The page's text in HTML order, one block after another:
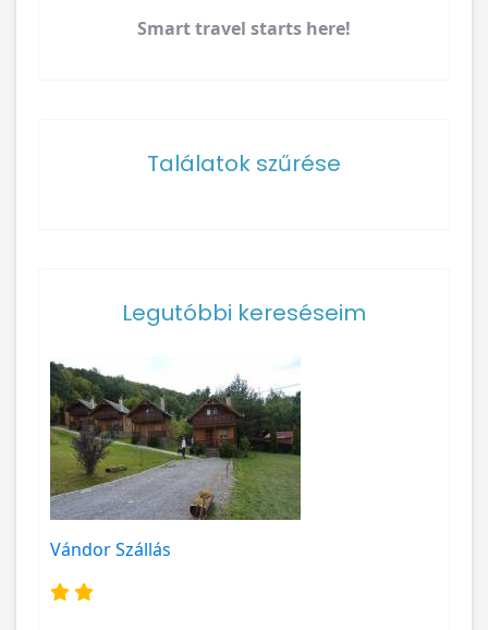
Smart travel starts here!
Találatok szűrése
Legutóbbi kereséseim
Vándor Szállás